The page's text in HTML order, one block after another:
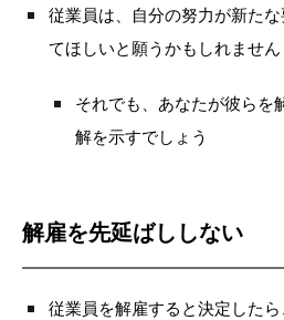
従業員は、自分の努力が新た
てほしいと願うかもしれません
それでも、あなたが彼らを
解を示すでしょう
解雇を先延ばししない
従業員を解雇すると決定した